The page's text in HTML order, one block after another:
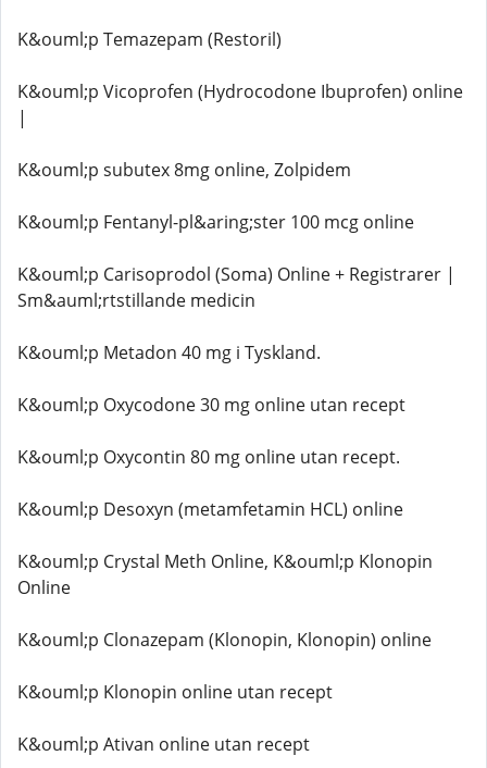
K&ouml;p Temazepam (Restoril)
K&ouml;p Vicoprofen (Hydrocodone Ibuprofen) online
|
K&ouml;p subutex 8mg online, Zolpidem
K&ouml;p Fentanyl-pl&aring;ster 100 mcg online
K&ouml;p Carisoprodol (Soma) Online + Registrarer |
Sm&auml;rtstillande medicin
K&ouml;p Metadon 40 mg i Tyskland.
K&ouml;p Oxycodone 30 mg online utan recept
K&ouml;p Oxycontin 80 mg online utan recept.
K&ouml;p Desoxyn (metamfetamin HCL) online
K&ouml;p Crystal Meth Online, K&ouml;p Klonopin
Online
K&ouml;p Clonazepam (Klonopin, Klonopin) online
K&ouml;p Klonopin online utan recept
K&ouml;p Ativan online utan recept